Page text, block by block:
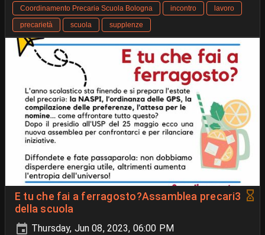
Coordinamento Precariə Scuola Bologna incontro
lavoro
precarietà
scuola supplenze
E tu che fai a ferragosto?Assamblea precari3
della scuola
Thursday, Jun 08, 2023, 06:00 PM